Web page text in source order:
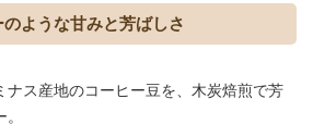
ような甘みと芳ばしさ
ナス産地のコーヒー豆を、木炭焙煎で芳